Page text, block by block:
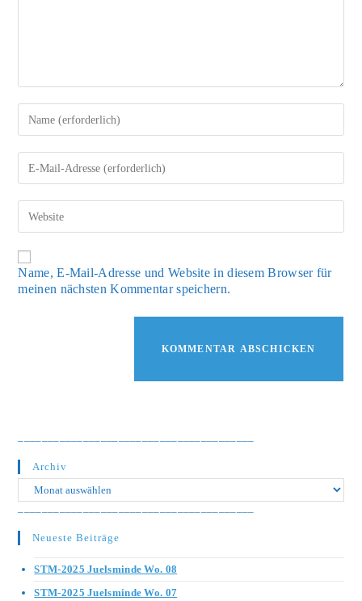
deinen
Namen
oder
Benutzernamen
zum
ein
deine
E-
Mail-
Adresse
zum
ein
deine
Website-
URL
ein
(optional)
Name, E-Mail-Adresse und Website in diesem Browser für
meinen nächsten Kommentar speichern.
Archiv
Archiv
Neueste Beiträge
STM-2025 Juelsminde Wo. 08
STM-2025 Juelsminde Wo. 07